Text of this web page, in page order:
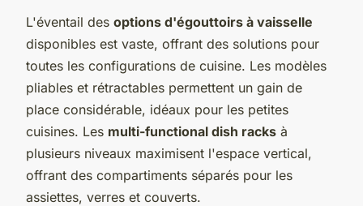
L'éventail des options d'égouttoirs à vaisselle
disponibles est vaste, offrant des solutions pour
toutes les configurations de cuisine. Les modèles
pliables et rétractables permettent un gain de
place considérable, idéaux pour les petites
cuisines. Les multi-functional dish racks à
plusieurs niveaux maximisent l'espace vertical,
offrant des compartiments séparés pour les
assiettes, verres et couverts.